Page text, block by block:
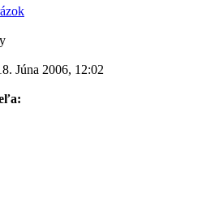
Júna 2006, 12:02